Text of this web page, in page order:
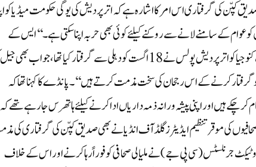
کی گرفتاری اس امر کا اشارہ ہے کہ اترپردیش کی یوگی حکومت میڈیا کو
کے سامنے لانے سے روکنے کیلئے کوئی بھی حربہ اپنا سکتی ہے۔‘‘ایس کے
پانڈے نے مزید بتایا کہ ایک ٹوئٹ کرنے کی وجہ سے صحافی پرشانت کنوجیا کو اترپردیش پولس نے 18 اگست کودہلی سے گرفتار کیا تھا، جو اب
گرفتار کرنے کے اس رجحان کی سخت مذمت کرتے ہیں‘‘۔پانڈے کا کہنا تھا کہ
ہیں ا ور اپنی پیشہ ورانہ ذمہ داریاں ادا کرنے کیلئے ہاتھرس جارہے تھے کہ
کی موقر تنظیم ایڈیٹرز گلڈ آف انڈیا نے بھی صدیق کپّن کی گرفتاری کی
جرنلسٹس (سی پی جے) نے ملیالی صحافی کو فوراً رہا کرنے اور اس کے خلاف